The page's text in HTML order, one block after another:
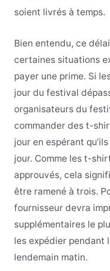
soient livrés à temps.
Bien entendu, ce
certaines situations
payer une prime. Si
jour du festival
organisateurs du
commander des t-
jour en espérant
jour. Comme les t-
approuvés, cela
être ramené à trois.
fournisseur devra
supplémentaires le
les expédier pendant
lendemain matin.